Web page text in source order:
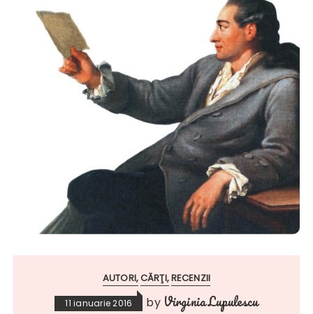
AUTORI CĂRŢI RECENZII
11 ianuarie 2016 by Virginia Lupulescu